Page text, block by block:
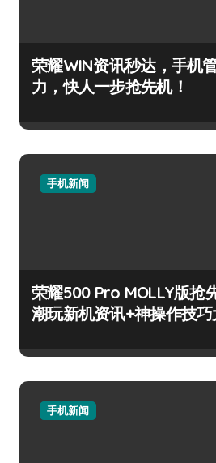
荣耀WIN资讯秒达，手机
力，快人一步抢先机！
手机新闻
荣耀500 Pro MOLLY版抢
潮玩新机资讯+神操作技
手机新闻